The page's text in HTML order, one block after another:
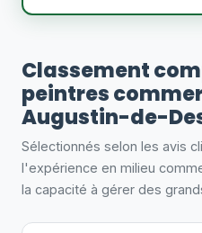
Classement
peintres
Augustin-de-
Sélectionnés selon les avis
l'expérience en milieu
la capacité à gérer des